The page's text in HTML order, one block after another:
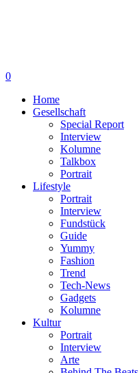
0
Home
Gesellschaft
Special Report
Interview
Kolumne
Talkbox
Portrait
Lifestyle
Portrait
Interview
Fundstück
Guide
Yummy
Fashion
Trend
Tech-News
Gadgets
Kolumne
Kultur
Portrait
Interview
Arte